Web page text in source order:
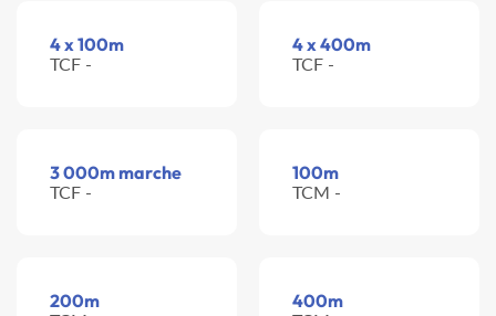
4 x 100m
TCF -
4 x 400m
TCF -
3 000m marche
TCF -
100m
TCM -
200m 400m